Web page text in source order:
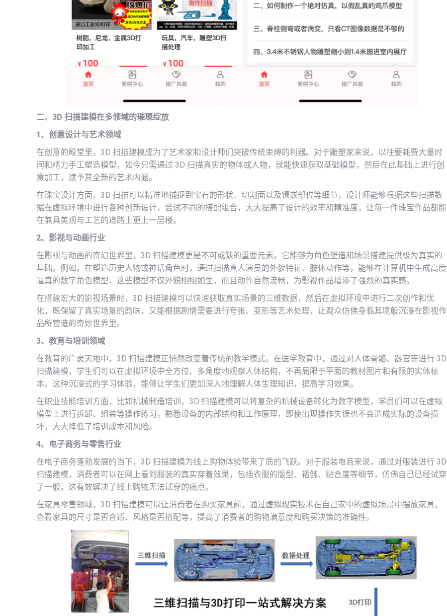
二、3D 扫描建模在多领域的璀璨绽放
1、创意设计与艺术领域
在创意的殿堂里，3D 扫描建模成为了艺术家和设计师们突破传统束缚的利器。对于雕塑家来说，以往要耗费大量时
间和精力手工塑造模型，如今只需通过 3D 扫描真实的物体或人物，就能快速获取基础模型，然后在此基础上进行创
意加工，赋予其全新的艺术内涵。
在珠宝设计方面，3D 扫描可以精准地捕捉到宝石的形状、切割面以及镶嵌部位等细节，设计师能够根据这些扫描数
据在虚拟环境中进行各种创新设计，尝试不同的搭配组合，大大提高了设计的效率和精准度，让每一件珠宝作品都能
在兼具美观与工艺的道路上更上一层楼。
2、影视与动画行业
在影视与动画的奇幻世界里，3D 扫描建模更是不可或缺的重要元素。它能够为角色塑造和场景搭建提供极为真实的
基础。例如，在塑造历史人物或神话角色时，通过扫描真人演员的外貌特征、肢体动作等，能够在计算机中生成高度
逼真的数字角色模型，这些模型不仅外貌栩栩如生，而且动作自然流畅，为影视作品增添了强烈的真实感。
在搭建宏大的影视场景时，3D 扫描建模可以快速获取真实场景的三维数据，然后在虚拟环境中进行二次创作和优
化，既保留了真实场景的韵味，又能根据剧情需要进行夸张、变形等艺术处理，让观众仿佛身临其境般沉浸在影视作
品所营造的奇妙世界里。
3、教育与培训领域
在教育的广袤天地中，3D 扫描建模正悄然改变着传统的教学模式。在医学教育中，通过对人体骨骼、器官等进行 3D
扫描建模，学生们可以在虚拟环境中全方位、多角度地观察人体结构，不再局限于平面的教材图片和有限的实体标
本。这种沉浸式的学习体验，能够让学生们更加深入地理解人体生理知识，提高学习效果。
在职业技能培训方面，比如机械制造培训，3D 扫描建模可以将复杂的机械设备转化为数字模型，学员们可以在虚拟
模型上进行拆卸、组装等操作练习，熟悉设备的内部结构和工作原理，即使出现操作失误也不会造成实际的设备损
坏，大大降低了培训成本和风险。
4、电子商务与零售行业
在电子商务蓬勃发展的当下，3D 扫描建模为线上购物体验带来了质的飞跃。对于服装电商来说，通过对服装进行 3D
扫描建模，消费者可以在网上看到服装的真实穿着效果，包括衣服的版型、褶皱、贴合度等细节，仿佛自己已经试穿
了一般，这有效解决了线上购物无法试穿的痛点。
在家具零售领域，3D 扫描建模可以让消费者在购买家具前，通过虚拟现实技术在自己家中的虚拟场景中摆放家具，
查看家具的尺寸是否合适、风格是否搭配等，提高了消费者的购物满意度和购买决策的准确性。